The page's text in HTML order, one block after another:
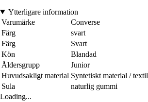
Ytterligare information
Varumärke
Converse
Färg
svart
Färg
Svart
Kön
Blandad
Åldersgrupp
Junior
Huvudsakligt material Syntetiskt material / textil
Sula
naturlig gummi
Loading...